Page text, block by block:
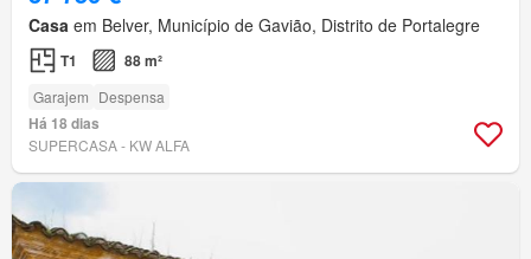
Casa em Belver, Município de Gavião, Distrito de Portalegre
T1 88 m²
Garajem Despensa
Há 18 dias
SUPERCASA - KW ALFA